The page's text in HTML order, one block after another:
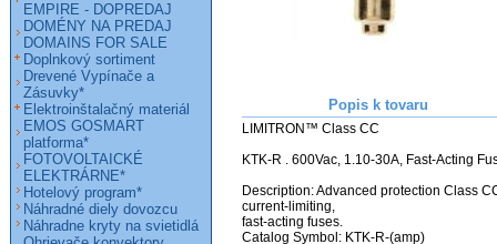
Popis k tovaru
LIMITRON™ Class CC
KTK-R . 600Vac, 1.10-30A, Fast-Acting
Description: Advanced protection Class
current-limiting,
fast-acting fuses.
Catalog Symbol: KTK-R-(amp)
EMPIRE - DOPREDAJ
DOMÉNY NA PREDAJ
DOMAINS FOR SALE
Doplnkový sortiment
Drevené Vypínače a
Zásuvky*
Elektroinštalačný materiál
EMOS GOSMART
platforma*
FOTOVOLTAICKÉ
ELEKTRÁRNE*
Hotelový program*
Náhradné diely dovozcu
Náhradne kryty na svietidlá